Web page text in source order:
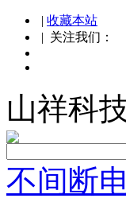
| 收藏本站
| 关注我们：
山祥科
不间断